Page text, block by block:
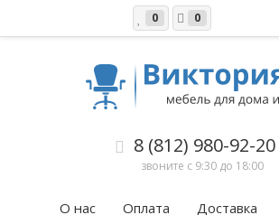
0 0
8 (812) 980-92-20
звоните с 9:30 до 18:00
О нас Оплата Доставка